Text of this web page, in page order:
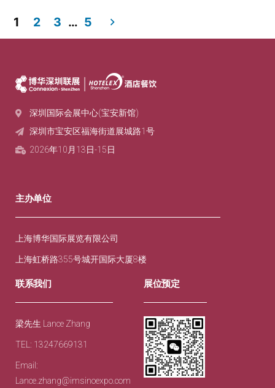
1 2 3 … 5
深圳国际会展中心(宝安新馆)
深圳市宝安区福海街道展城路1号‌
2026年10月13日-15日
主办单位
上海博华国际展览有限公司
上海虹桥路355号城开国际大厦8楼
联系我们
梁先生 Lance Zhang
TEL: 13247669131
Email:
Lance.zhang@imsinoexpo.com
展位预定